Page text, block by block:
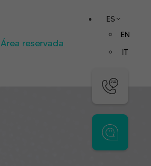
Área reservada
ES
EN
IT